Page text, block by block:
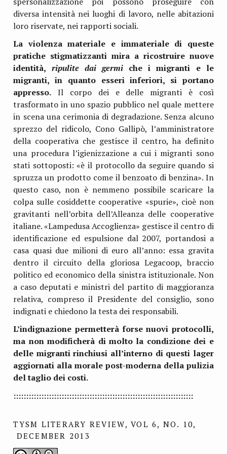
diversa intensità nei luoghi di lavoro, nelle abitazioni
loro riservate, nei rapporti sociali.
La violenza materiale e immateriale di queste
pratiche stigmatizzanti mira a ricostruire nuove
identità, ripulite dai germi che i migranti e le
migranti, in quanto esseri inferiori, si portano
appresso. Il corpo dei e delle migranti è così
trasformato in uno spazio pubblico nel quale mettere
in scena una cerimonia di degradazione. Senza alcuno
sprezzo del ridicolo, Cono Gallipò, l’amministratore
della cooperativa che gestisce il centro, ha definito
una procedura l’igienizzazione a cui i migranti sono
stati sottoposti: «è il protocollo da seguire quando si
spruzza un prodotto come il benzoato di benzina». In
questo caso, non è nemmeno possibile scaricare la
colpa sulle cosiddette cooperative «spurie», cioè non
gravitanti nell’orbita dell’Alleanza delle cooperative
italiane. «Lampedusa Accoglienza» gestisce il centro di
identificazione ed espulsione dal 2007, portandosi a
casa quasi due milioni di euro all’anno: essa gravita
dentro il circuito della gloriosa Legacoop, braccio
politico ed economico della sinistra istituzionale. Non
a caso deputati e ministri del partito di maggioranza
relativa, compreso il Presidente del consiglio, sono
indignati e chiedono la testa dei responsabili.
L’indignazione permetterà forse nuovi protocolli,
ma non modificherà di molto la condizione dei e
delle migranti rinchiusi all’interno di questi lager
aggiornati alla morale post-moderna della pulizia
del taglio dei costi.
:::::::::::::::::::::::::::::::::::::::::::::::::::::::::::::::::::::::
TYSM LITERARY REVIEW, VOL 6, NO. 10,
DECEMBER 2013